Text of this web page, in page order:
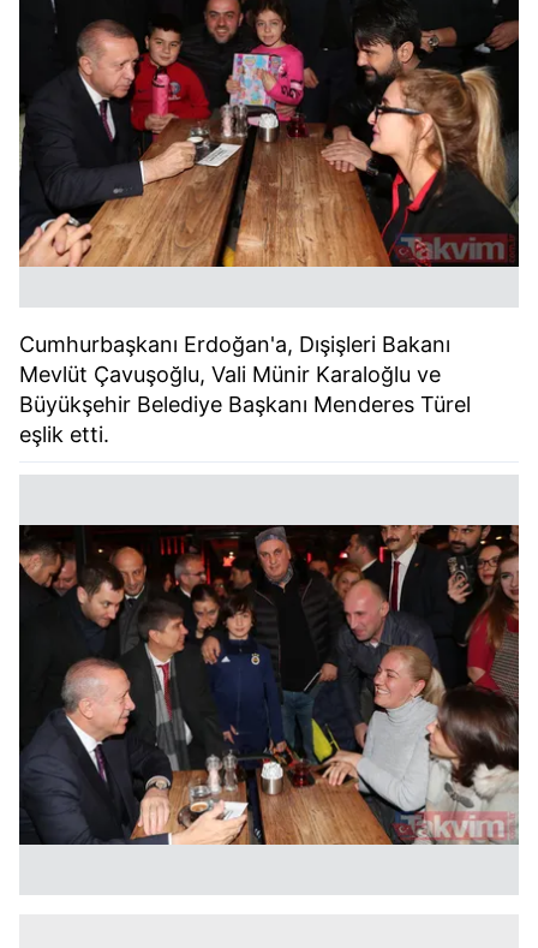
Cumhurbaşkanı Erdoğan'a, Dışişleri Bakanı
Mevlüt Çavuşoğlu, Vali Münir Karaloğlu ve
Büyükşehir Belediye Başkanı Menderes Türel
eşlik etti.